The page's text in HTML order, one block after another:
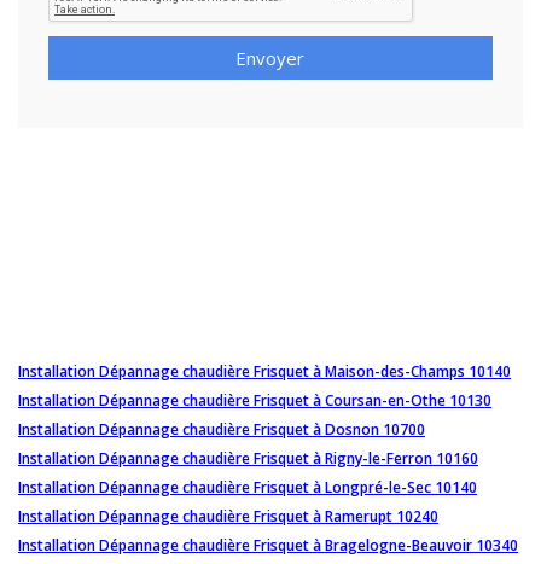
Envoyer
Installation Dépannage chaudière Frisquet à Maison-des-Champs 10140
Installation Dépannage chaudière Frisquet à Coursan-en-Othe 10130
Installation Dépannage chaudière Frisquet à Dosnon 10700
Installation Dépannage chaudière Frisquet à Rigny-le-Ferron 10160
Installation Dépannage chaudière Frisquet à Longpré-le-Sec 10140
Installation Dépannage chaudière Frisquet à Ramerupt 10240
Installation Dépannage chaudière Frisquet à Bragelogne-Beauvoir 10340